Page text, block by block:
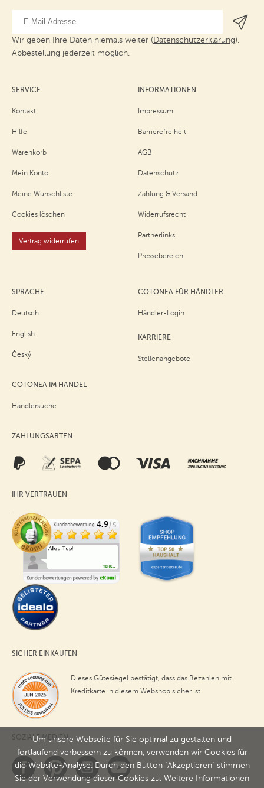
Um unsere Webseite für Sie optimal zu gestalten und
fortlaufend verbessern zu können, verwenden wir Cookies für
die Website-Analyse. Durch den Button "Akzeptieren" stimmen
Sie der Verwendung dieser Cookies zu. Weitere Informationen
Wir geben Ihre Daten niemals weiter (Datenschutzerklärung).
Abbestellung jederzeit möglich.
SERVICE
Kontakt
Hilfe
Warenkorb
Mein Konto
Meine Wunschliste
Cookies löschen
Vertrag widerrufen
INFORMATIONEN
Impressum
Barrierefreiheit
AGB
Datenschutz
Zahlung & Versand
Widerrufsrecht
Partnerlinks
Pressebereich
SPRACHE
Deutsch
English
Český
COTONEA IM HANDEL
Händlersuche
COTONEA FÜR HÄNDLER
Händler-Login
KARRIERE
Stellenangebote
ZAHLUNGSARTEN
IHR VERTRAUEN
SICHER EINKAUFEN
Dieses Gütesiegel bestätigt, dass das Bezahlen mit
Kreditkarte in diesem Webshop sicher ist.
SOZIALE MEDIEN